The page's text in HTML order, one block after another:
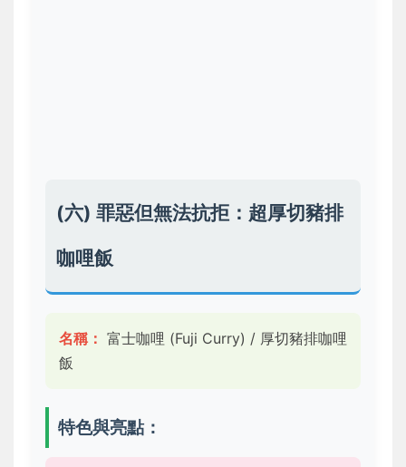
(六) 罪惡但無法抗拒：超厚切豬排
咖哩飯
名稱： 富士咖哩 (Fuji Curry) / 厚切豬排咖哩
飯
特色與亮點：